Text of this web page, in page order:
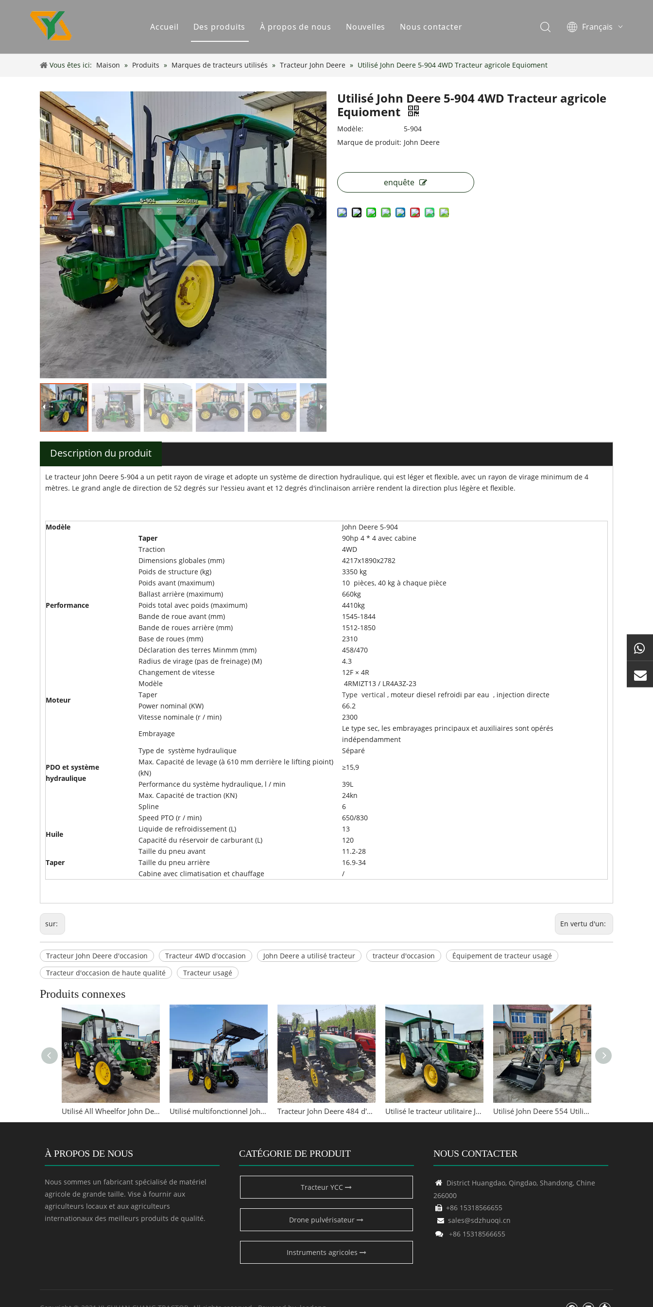
Accueil Des produits
Instruments agricoles
Drone pulvérisateur
À propos de nous Nouvelles Nous contacter
Français
Español
Vous êtes ici: Maison » Produits » Marques de tracteurs utilisés » Tracteur John Deere » Utilisé John Deere 5-904 4WD Tracteur agricole Equioment
Utilisé John Deere 5-904 4WD Tracteur agricole
Equioment
Modèle:
5-904
Marque de produit: John Deere
enquête
Description du produit
Le tracteur John Deere 5-904 a un petit rayon de virage et adopte un système de direction hydraulique, qui est léger et flexible, avec un rayon de virage minimum de 4
mètres. Le grand angle de direction de 52 degrés sur l'essieu avant et 12 degrés d'inclinaison arrière rendent la direction plus légère et flexible.
Modèle John Deere 5-904
Performance
Taper
90hp 4 * 4 avec cabine
Traction
4WD
Dimensions globales (mm)
4217x1890x2782
Poids de structure (kg)
3350 kg
Poids avant (maximum)
10 pièces, 40 kg à chaque pièce
Ballast arrière (maximum)
660kg
Poids total avec poids (maximum)
4410kg
Bande de roue avant (mm)
1545-1844
Bande de roues arrière (mm)
1512-1850
Base de roues (mm)
2310
Déclaration des terres Minmm (mm)
458/470
Radius de virage (pas de freinage) (M)
4.3
Changement de vitesse
12F × 4R
Moteur
Modèle
4RMIZT13 / LR4A3Z-23
Taper
Type vertical , moteur diesel refroidi par eau , injection directe
Power nominal (KW)
66.2
Vitesse nominale (r / min)
2300
PDO et système
hydraulique
Embrayage
Le type sec, les embrayages principaux et auxiliaires sont opérés
indépendamment
Type de système hydraulique
Séparé
Max. Capacité de levage (à 610 mm derrière le lifting pioint)
(kN)
≥15,9
Performance du système hydraulique, l / min
39L
Max. Capacité de traction (KN)
24kn
Spline
6
Speed PTO (r / min)
650/830
Huile
Liquide de refroidissement (L)
13
Capacité du réservoir de carburant (L)
120
Taper
Taille du pneu avant
11.2-28
Taille du pneu arrière
16.9-34
Cabine avec climatisation et chauffage
/
sur: En vertu d'un:
Tracteur John Deere d'occasion Tracteur 4WD d'occasion John Deere a utilisé tracteur tracteur d'occasion
Équipement de tracteur usagé
Tracteur d'occasion de haute qualité
Tracteur usagé
Produits connexes
Utilisé All Wheelfor John Deere 954 95HP 4WD TRACTEUR Utilisé multifonctionnel John Deere 5-904 90HP 4WD Tracteur Tracteur John Deere 484 d'occasion avec chargeuses avant d'extrémité Utilisé le tracteur utilitaire John Deere 5E-954 populaire Utilisé John Deere 554 Utilitaire High Productivity Tracteur
À PROPOS DE NOUS
Nous sommes un fabricant spécialisé de matériel
agricole de grande taille. Vise à fournir aux
agriculteurs locaux et aux agriculteurs
internationaux des meilleurs produits de qualité.
CATÉGORIE DE PRODUIT
Tracteur YCC
Drone pulvérisateur
Instruments agricoles
NOUS CONTACTER
 District Huangdao, Qingdao, Shandong, Chine
266000
 +86 15318566655
 sales@sdzhuoqi.cn
 +86 15318566655